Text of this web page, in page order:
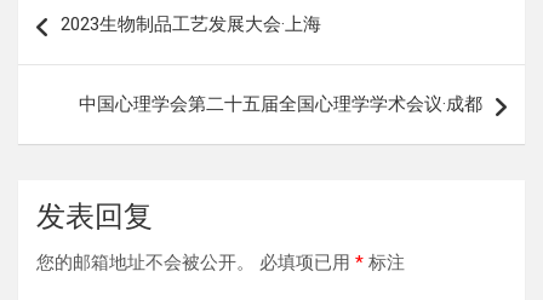
章
2023生物制品工艺发展大会·上海
中国心理学会第二十五届全国心理学学术会议·成都
发表回复
您的邮箱地址不会被公开。 必填项已用 * 标注